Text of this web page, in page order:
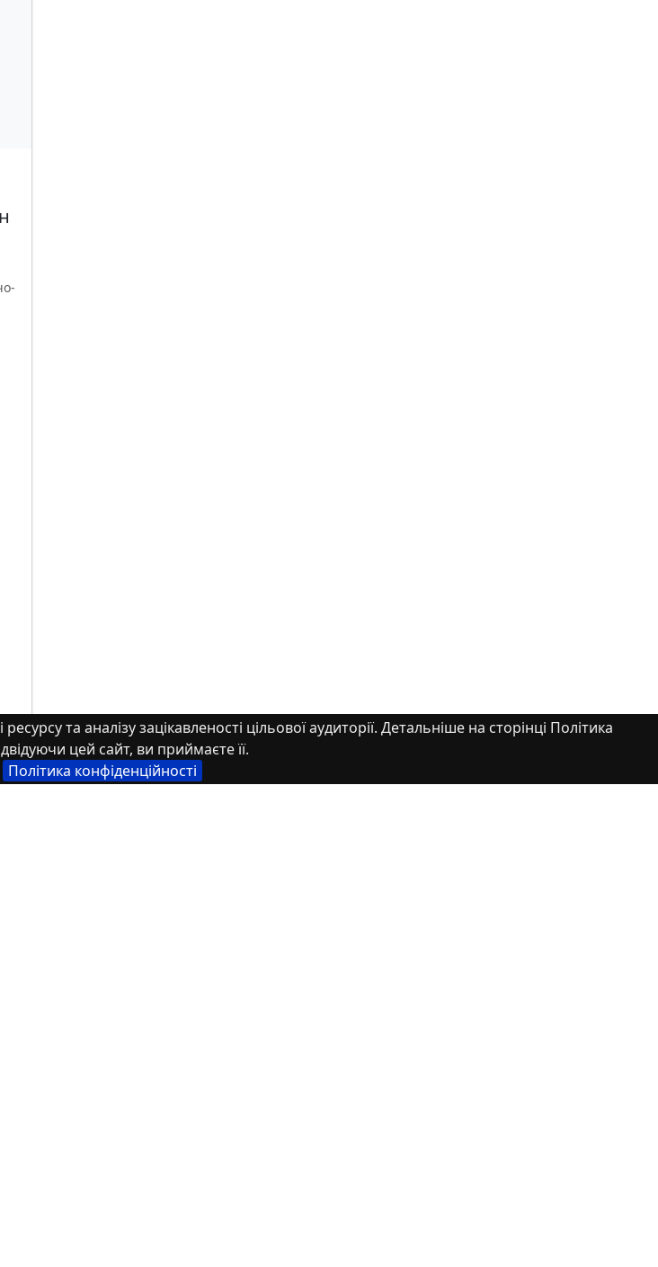
та аналізу зацікавленості цільової аудиторії. Детальніше на сторінці Політика
цей сайт, ви приймаєте її.
Політика конфіденційності